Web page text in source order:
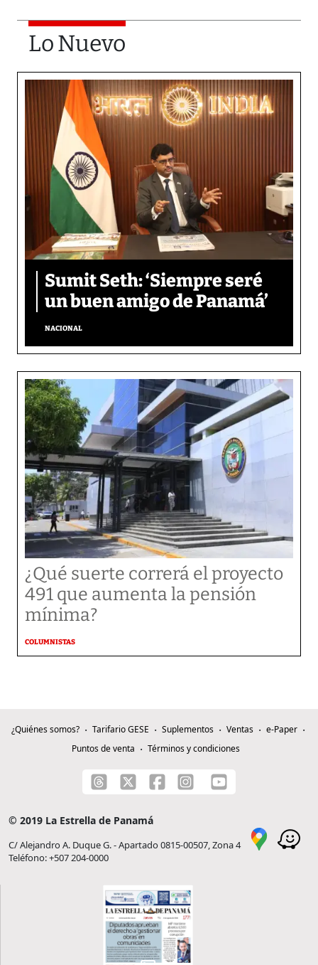
Lo Nuevo
Sumit Seth: ‘Siempre seré
un buen amigo de Panamá’
NACIONAL
¿Qué suerte correrá el proyecto
491 que aumenta la pensión
mínima?
COLUMNISTAS
¿Quiénes somos? Tarifario GESE Suplementos Ventas
e-Paper
Puntos de venta
Términos y condiciones
© 2019 La Estrella de Panamá
C/ Alejandro A. Duque G. - Apartado 0815-00507, Zona 4
Teléfono: +507 204-0000